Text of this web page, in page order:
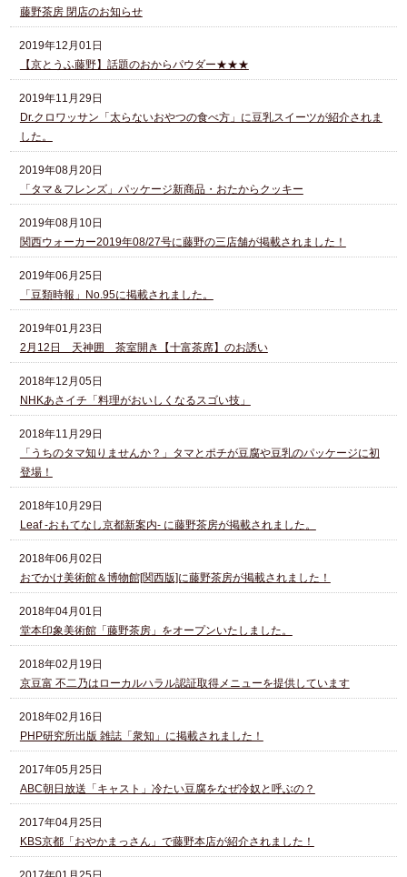
藤野茶房 閉店のお知らせ
2019年12月01日
【京とうふ藤野】話題のおからパウダー★★★
2019年11月29日
Dr.クロワッサン「太らないおやつの食べ方」に豆乳スイーツが紹介されま
した。
2019年08月20日
「タマ＆フレンズ」パッケージ新商品・おたからクッキー
2019年08月10日
関西ウォーカー2019年08/27号に藤野の三店舗が掲載されました！
2019年06月25日
「豆類時報」No.95に掲載されました。
2019年01月23日
2月12日 天神囲 茶室開き【十富茶席】のお誘い
2018年12月05日
NHKあさイチ「料理がおいしくなるスゴい技」
2018年11月29日
「うちのタマ知りませんか？」タマとポチが豆腐や豆乳のパッケージに初
登場！
2018年10月29日
Leaf -おもてなし京都新案内- に藤野茶房が掲載されました。
2018年06月02日
おでかけ美術館＆博物館[関西版]に藤野茶房が掲載されました！
2018年04月01日
堂本印象美術館「藤野茶房」をオープンいたしました。
2018年02月19日
京豆富 不二乃はローカルハラル認証取得メニューを提供しています
2018年02月16日
PHP研究所出版 雑誌「衆知」に掲載されました！
2017年05月25日
ABC朝日放送「キャスト」冷たい豆腐をなぜ冷奴と呼ぶの？
2017年04月25日
KBS京都「おやかまっさん」で藤野本店が紹介されました！